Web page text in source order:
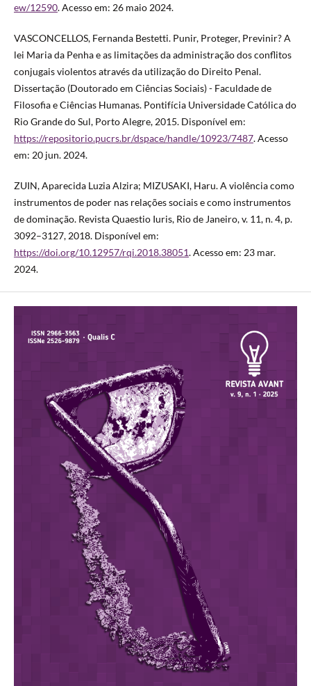
ew/12590. Acesso em: 26 maio 2024.
VASCONCELLOS, Fernanda Bestetti. Punir, Proteger, Previnir? A
lei Maria da Penha e as limitações da administração dos conflitos
conjugais violentos através da utilização do Direito Penal.
Dissertação (Doutorado em Ciências Sociais) - Faculdade de
Filosofia e Ciências Humanas. Pontifícia Universidade Católica do
Rio Grande do Sul, Porto Alegre, 2015. Disponível em:
https://repositorio.pucrs.br/dspace/handle/10923/7487. Acesso
em: 20 jun. 2024.
ZUIN, Aparecida Luzia Alzira; MIZUSAKI, Haru. A violência como
instrumentos de poder nas relações sociais e como instrumentos
de dominação. Revista Quaestio Iuris, Rio de Janeiro, v. 11, n. 4, p.
3092–3127, 2018. Disponível em:
https://doi.org/10.12957/rqi.2018.38051. Acesso em: 23 mar.
2024.